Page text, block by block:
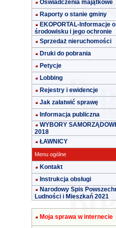
Oświadczenia majątkowe
Raporty o stanie gminy
EKOPORTAL-Informacje o
środowisku i jego ochronie
Sprzedaż nieruchomości
Druki do pobrania
Petycje
Lobbing
Rejestry i ewidencje
Jak załatwić sprawę
Informacja publiczna
WYBORY
2018
ŁAWNICY
Menu ogólne
Kontakt
Instrukcja obsługi
Narodowy Spis
Ludności i Mieszkań 2021
Moja sprawa w internecie